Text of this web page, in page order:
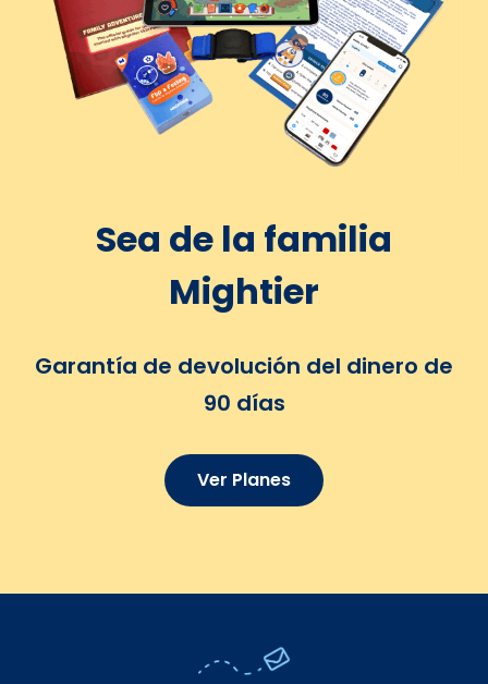
Sea de la familia
Mightier
Garantía de devolución del dinero de
90 días
Ver Planes